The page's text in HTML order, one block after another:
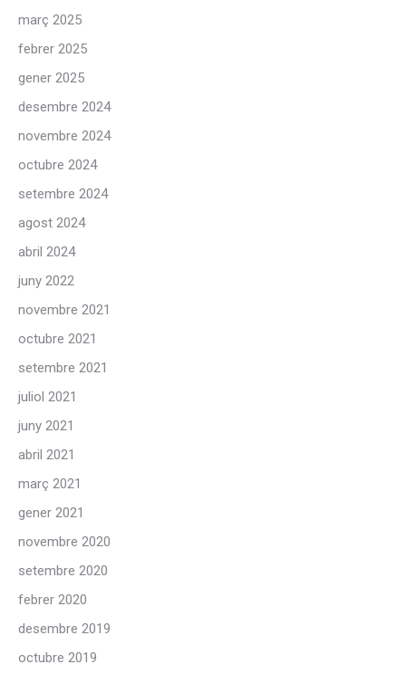
març 2025
febrer 2025
gener 2025
desembre 2024
novembre 2024
octubre 2024
setembre 2024
agost 2024
abril 2024
juny 2022
novembre 2021
octubre 2021
setembre 2021
juliol 2021
juny 2021
abril 2021
març 2021
gener 2021
novembre 2020
setembre 2020
febrer 2020
desembre 2019
octubre 2019